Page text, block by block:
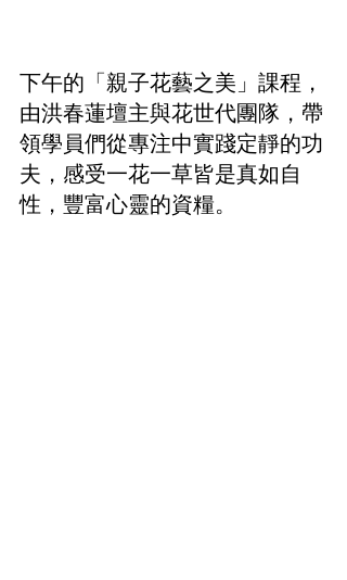
下午的「親子花藝之美」課程，
由洪春蓮壇主與花世代團隊，帶
領學員們從專注中實踐定靜的功
夫，感受一花一草皆是真如自
性，豐富心靈的資糧。